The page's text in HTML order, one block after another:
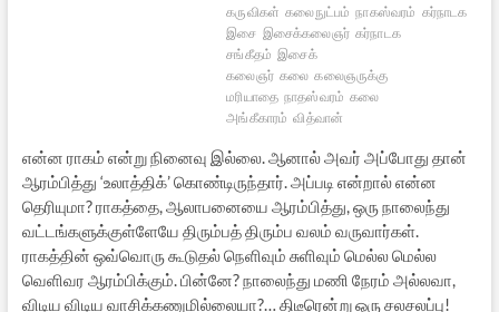
கருவிகள் கலைநுட்பம் நாகஸ்வரம் கர்நாடக
இசை இசைக்கலைஞர் கர்நாடக
சங்கீதம் இசைக்
கலைஞர் கலை கலைஞருக்கு
மரியாதை நாதஸ்வரம் கலை
அங்கீகாரம் வித்வான்
என்ன ராகம் என்று நினைவு இல்லை. ஆனால் அவர் அப்போது தான்
ஆரம்பித்து ‘உலாத்திக்’ கொண்டிருந்தார். அப்படி என்றால் என்ன
தெரியுமா? ராகத்தை, ஆலாபனையை ஆரம்பித்து, ஒரு நாலைந்து
வட்டங்களுக்குள்ளேயே திரும்பத் திரும்ப வலம் வருவார்கள்.
ராகத்தின் ஒவ்வொரு கூடுதல் நெளிவும் சுளிவும் மெல்ல மெல்ல
வெளிவர ஆரம்பிக்கும். பின்னே? நாலைந்து மணி நேரம் அல்லவா,
விடிய விடிய வாசிக்கணுமில்லையா?… திடீரென்று ஒரு சலசலப்பு!